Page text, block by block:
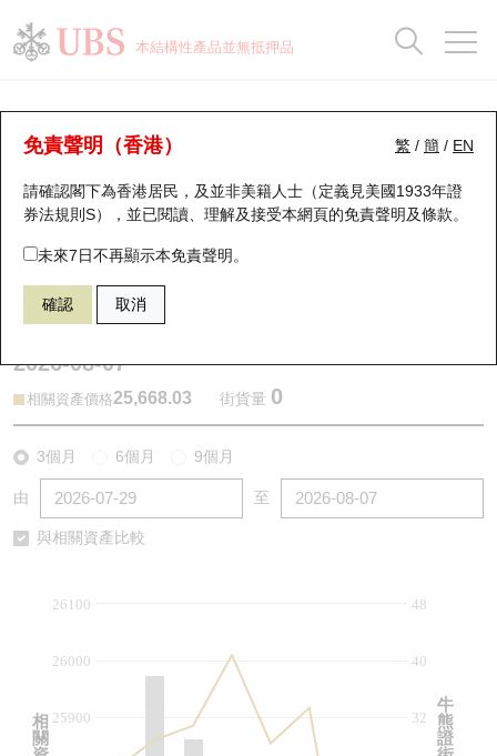
本結構性產品並無抵押品
繁 / 簡 / EN
免責聲明（香港）
請確認閣下為香港居民，及並非美籍人士（定義見美國1933年證
券法規則S），並已閱讀、理解及接受本網頁的免責聲明及條款。
未來7日不再顯示本免責聲明。
確認 取消
牛熊證分析儀
表現 街貨統計 比較
67438 瑞銀牛證 HSI 恒生指數
2026-08-07
相關資產價格25,668.03 街貨量 0
3個月 6個月 9個月
由 至
與相關資產比較
32
40
48
25900
26000
26100
牛
熊
證
相
關
瑞銀認股證一覽
新發行瑞銀認股證
即將到期認股證
認股證到期結算價查詢
認股證分析儀
認股證/牛熊證日誌
街貨統計
比較
牛熊全景快搜
牛熊證搜尋
牛熊證街貨分佈圖
正股牛熊證列表
新發行瑞銀牛熊證
牛熊證到期結算價查詢
牛熊證文件及公告 (瑞信)
街貨統計
比較
十大升幅/跌幅
十大認股證成交分佈
十天股證佔大市成交
資金流
街貨統計
正股分析儀
二十大活躍股份
恒指成份股
國指成份股
科指成份股
中資ETFs溢價比較
收市競價變化
持股比重
顯示所有持股比重
每月輪證大市專題
輪證專欄
講座及教育短片
認股證投資者教育
牛熊證投資者教育